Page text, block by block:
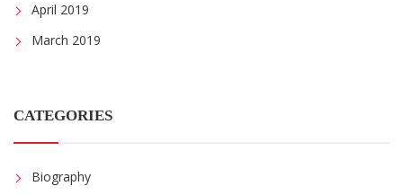
April 2019
March 2019
CATEGORIES
Biography